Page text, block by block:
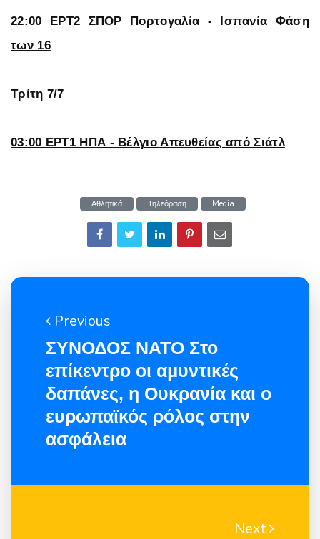
22:00 ΕΡΤ2 ΣΠΟΡ Πορτογαλία - Ισπανία Φάση
των 16
Τρίτη 7/7
03:00 ΕΡΤ1 ΗΠΑ - Βέλγιο Απευθείας από Σιάτλ
Αθλητικά Τηλεόραση Media
Previous
ΣΥΝΟΔΟΣ ΝΑΤΟ Στο
επίκεντρο οι αμυντικές
δαπάνες, η Ουκρανία και ο
ευρωπαϊκός ρόλος στην
ασφάλεια
Next